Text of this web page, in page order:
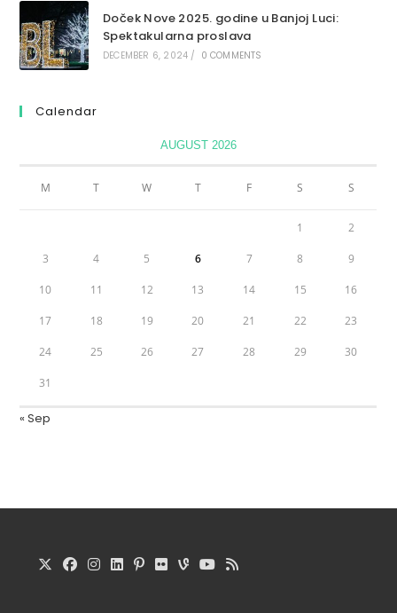
Doček Nove 2025. godine u Banjoj Luci:
Spektakularna proslava
DECEMBER 6, 2024 / 0 COMMENTS
Calendar
AUGUST 2026
M T W T F S S
1 2
3 4 5 6 7 8 9
10 11 12 13 14 15 16
17 18 19 20 21 22 23
24 25 26 27 28 29 30
31
« Sep